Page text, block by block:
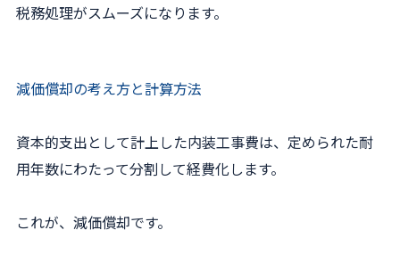
税務処理がスムーズになります。
減価償却の考え方と計算方法
資本的支出として計上した内装工事費は、定められた耐
用年数にわたって分割して経費化します。
これが、減価償却です。